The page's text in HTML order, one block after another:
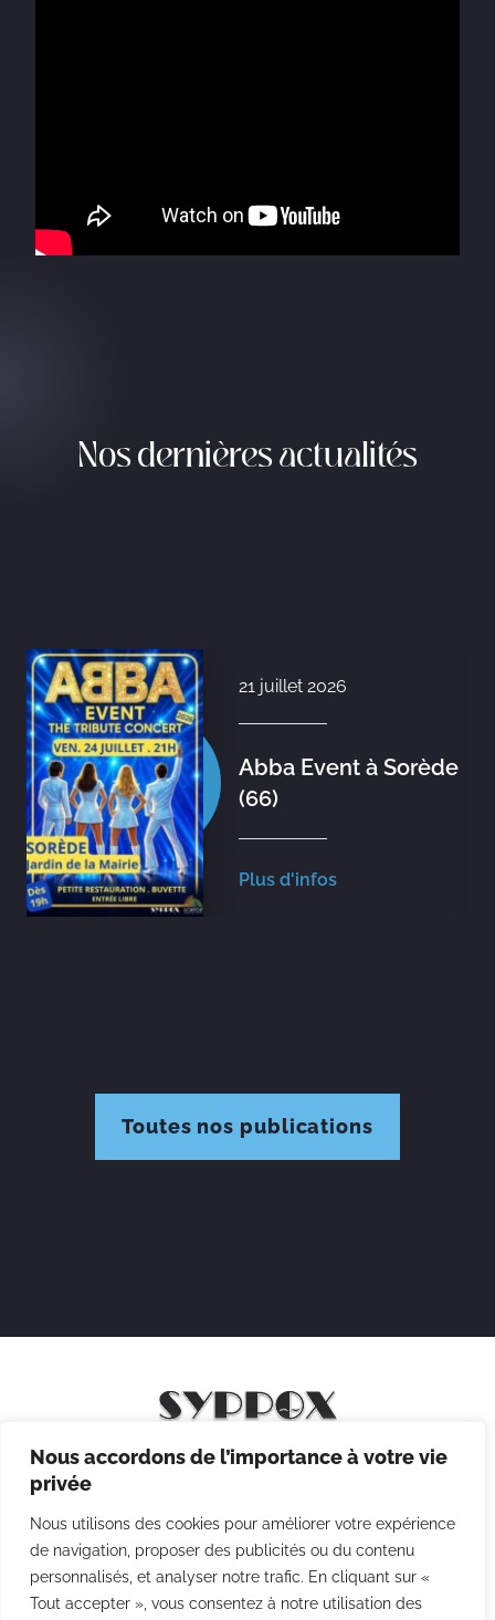
Nous accordons de l’importance à votre vie
privée
Nous utilisons des cookies pour améliorer votre expérience
de navigation, proposer des publicités ou du contenu
personnalisés, et analyser notre trafic. En cliquant sur «
Tout accepter », vous consentez à notre utilisation des
Nos dernières actualités
21 juillet 2026
Abba Event à Sorède
(66)
Plus d'infos
Toutes nos publications
Mentions légales
Politique des cookies
CGV